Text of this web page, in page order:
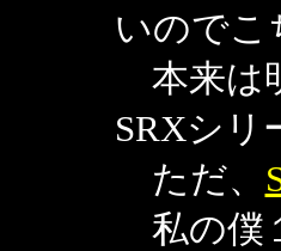
いのでこ
本来は
SRXシリ
ただ、
私の僕